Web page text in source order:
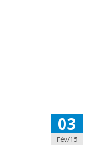
03
Fév/15